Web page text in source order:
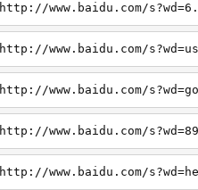
http://www.baidu.com/
http://www.baidu.com/
http://www.baidu.com/
http://www.baidu.com/
http://www.baidu.com/